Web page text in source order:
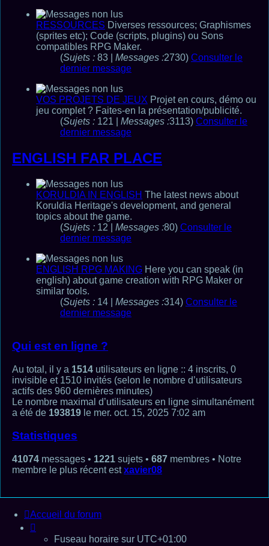
RESSOURCES Diverses ressources; Graphismes
(sprites etc); Code (scripts, plugins) ou Sons
compatibles RPG Maker.
(Sujets : 83 | Messages :2730) Consulter le
dernier message
VOS PROJETS DE JEUX Projet en cours, démo ou
jeu complet ? Faites-en la présentation/publicité.
(Sujets : 121 | Messages :3113) Consulter le
dernier message
ENGLISH FAR PLACE
KORULDIA IN ENGLISH The latest news about
Koruldia Heritage's development, and general
topics about the game.
(Sujets : 12 | Messages :80) Consulter le
dernier message
ENGLISH RPG MAKING Here you can speak (in
english) about game creation with RPG Maker or
similar tools.
(Sujets : 14 | Messages :314) Consulter le
dernier message
Qui est en ligne ?
Au total, il y a 1514 utilisateurs en ligne :: 4 inscrits, 0
invisible et 1510 invités (selon le nombre d’utilisateurs
actifs des 960 dernières minutes)
Le nombre maximal d’utilisateurs en ligne simultanément
a été de 193819 le mer. oct. 15, 2025 7:02 am
Statistiques
41074 messages • 1221 sujets • 687 membres • Notre
membre le plus récent estxavier08
Accueil du forum
Fuseau horaire sur UTC+01:00